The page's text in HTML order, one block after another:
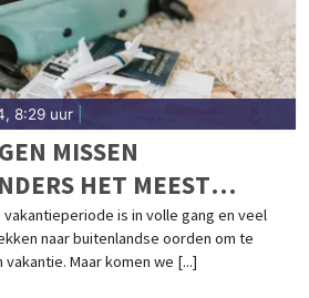
8:29 uur
MISSEN
HET MEEST
VAKANTIE
vakantieperiode is in volle gang en veel
naar buitenlandse oorden om te
vakantie. Maar komen we [...]